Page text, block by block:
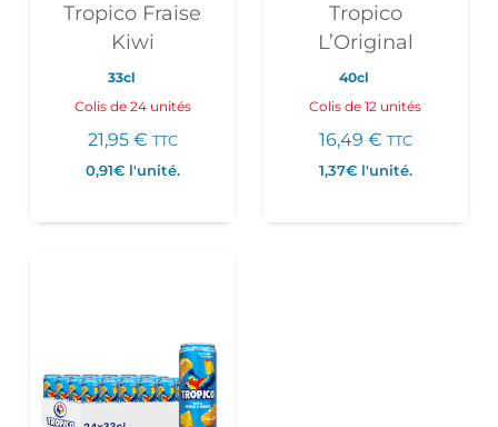
Tropico Fraise
Kiwi
33cl
Colis de 24 unités
21,95 € TTC
0,91€l'unité.
Tropico
L’Original
40cl
Colis de 12 unités
16,49 € TTC
1,37€l'unité.